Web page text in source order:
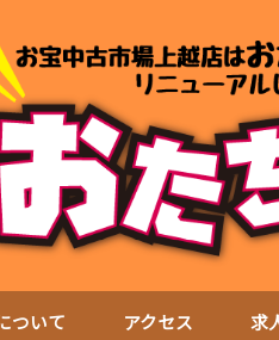
ついて アクセス 求